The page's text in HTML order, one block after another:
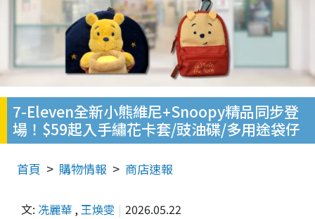
7-Eleven全新小熊維尼+Snoopy精品同步登
場！$59起入手繡花卡套/豉油碟/多用途袋仔
首頁 購物情報 商店速報
文: 冼麗華 ,王煥雯 2026.05.22